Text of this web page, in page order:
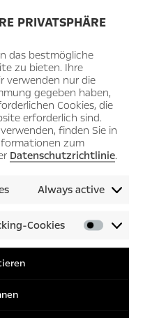
PRIVATSPHÄRE
das bestmögliche
zu bieten. Ihre
verwenden nur die
gegeben haben,
Cookies, die
erforderlich sind.
finden Sie in
zum
Datenschutzrichtlinie.
Always active
Cookies
/